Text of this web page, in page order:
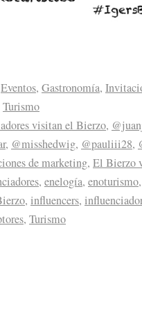
Eventos, Gastronomía,
Turismo
visitan el Bierzo,
, @misshedwig, @pauliii28,
de marketing, El Bierzo
, enelogía, enoturismo
, influencers,
, Turismo